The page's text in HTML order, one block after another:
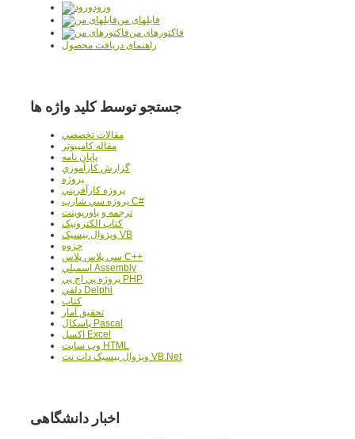
ورود
فایلهای من
فاکتورهای من
راهنمای دریافت محصول
جستجو توسط کلید واژه ها
مقالات تخصصي
مقاله کامپیوتر
پایان نامه
گزارش کارآموزي
پروژه
پروژه کارآفريني
پروژه سي شارپ C#
ترجمه و پاورپوينت
کتاب الکترونيک
ويژوال بيسيک VB
جزوه
سي پلاس پلاس C++
اسمبلي Assembly
پروژه پي اچ پي PHP
دلفي Delphi
کتاب
تحقيق آمار
پاسکال Pascal
اکسل Excel
وب سايت HTML
ويژوال بيسيک دات نت VB.Net
اخبار دانشگاهی